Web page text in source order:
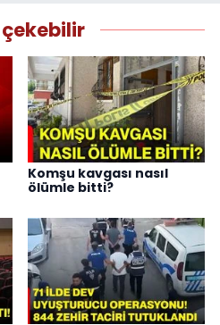
Komşu kavgası nasıl
ölümle bitti?